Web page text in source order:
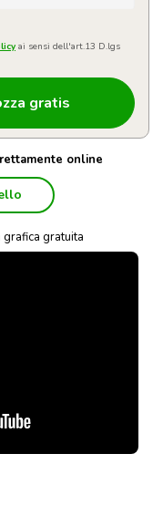
ai sensi dell'art.13 D.lgs
online
grafica gratuita